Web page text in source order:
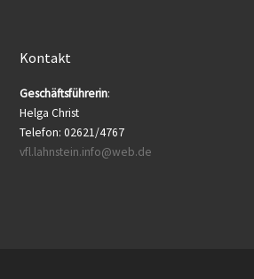
Kontakt
Geschäftsführerin:
Helga Christ
Telefon: 02621/4767
vfl.lahnstein.info@web.de